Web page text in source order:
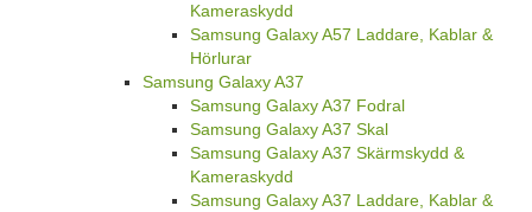
Kameraskydd
Samsung Galaxy A57 Laddare, Kablar &
Hörlurar
Samsung Galaxy A37
Samsung Galaxy A37 Fodral
Samsung Galaxy A37 Skal
Samsung Galaxy A37 Skärmskydd &
Kameraskydd
Samsung Galaxy A37 Laddare, Kablar &